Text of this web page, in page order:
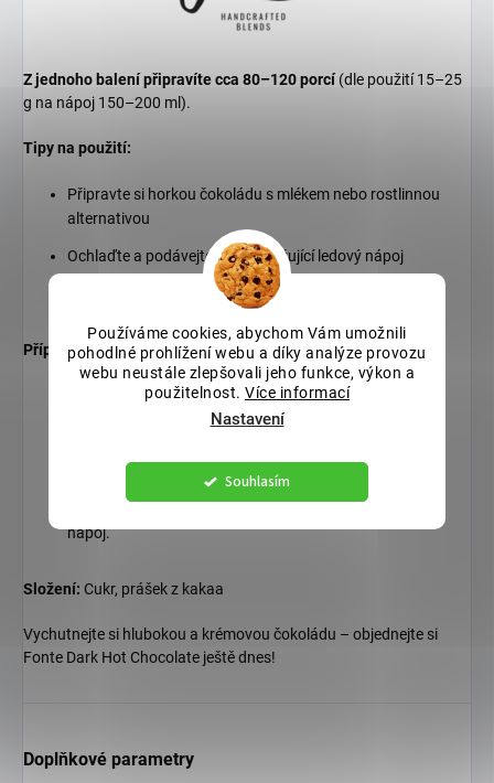
Používáme cookies, abychom Vám umožnili
pohodlné prohlížení webu a díky analýze provozu
webu neustále zlepšovali jeho funkce, výkon a
použitelnost. Více informací
Nastavení
Souhlasím
Z jednoho balení připravíte cca 80–120 porcí (dle použití 15–25
g na nápoj 150–200 ml).
Tipy na použití:
Připravte si horkou čokoládu s mlékem nebo rostlinnou
alternativou
Ochlaďte a podávejte jako osvěžující ledový nápoj
Skvělé do koktejlů, smoothie nebo dezertů
Příprava:
Do hrnku vložte 15–25 g Fonte Dark Hot Chocolate.
Dobře promíchejte, aby se prášek zcela rozpustil.
nápoj.
Složení: Cukr, prášek z kakaa
Vychutnejte si hlubokou a krémovou čokoládu – objednejte si
Fonte Dark Hot Chocolate ještě dnes!
Doplňkové parametry